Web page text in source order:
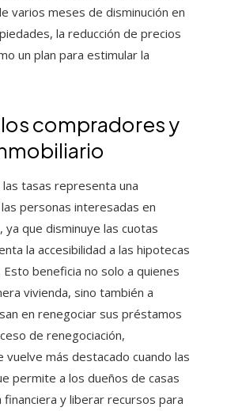
varios meses de disminución en
la reducción de precios
un plan para estimular la
compradores y
las tasas representa una
personas interesadas en
ya que disminuye las cuotas
la accesibilidad a las hipotecas
Esto beneficia no solo a quienes
vivienda, sino también a
en renegociar sus préstamos
de renegociación,
vuelve más destacado cuando las
permite a los dueños de casas
financiera y liberar recursos para